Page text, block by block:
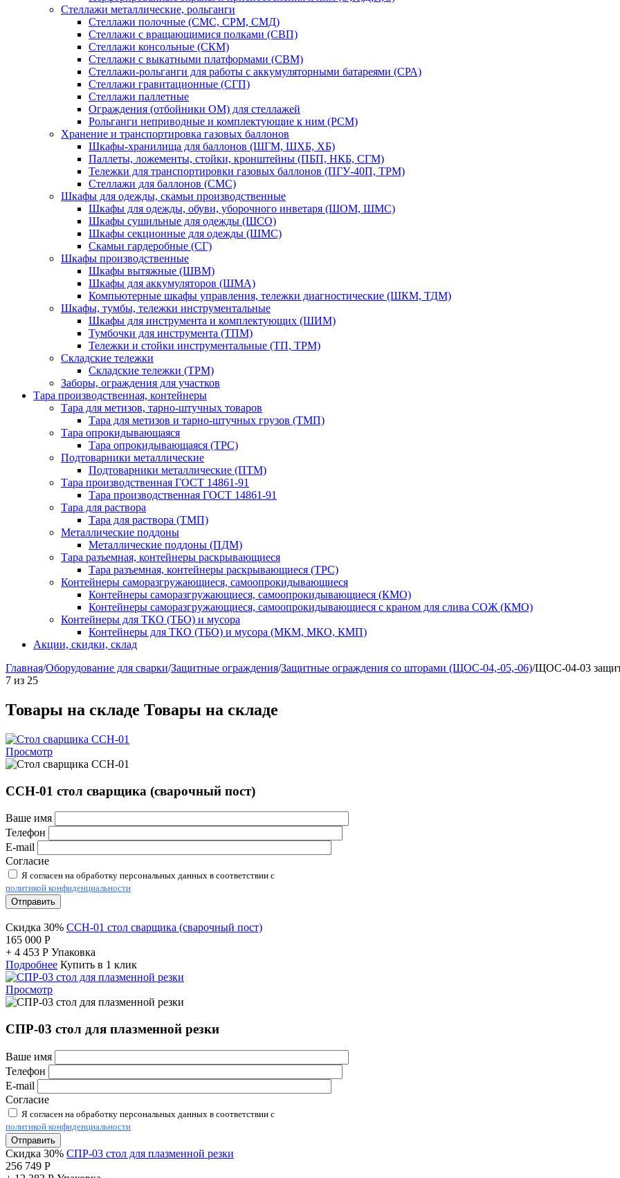
Стеллажи металлические, рольганги
Стеллажи полочные (СМС, СРМ, СМД)
Стеллажи с вращающимися полками (СВП)
Стеллажи консольные (СКМ)
Стеллажи с выкатными платформами (СВМ)
Стеллажи-рольганги для работы с аккумуляторными батареями (СРА)
Стеллажи гравитационные (СГП)
Стеллажи паллетные
Ограждения (отбойники ОМ) для стеллажей
Рольганги неприводные и комплектующие к ним (РСМ)
Хранение и транспортировка газовых баллонов
Шкафы-хранилища для баллонов (ШГМ, ШХБ, ХБ)
Паллеты, ложементы, стойки, кронштейны (ПБП, НКБ, СГМ)
Тележки для транспортировки газовых баллонов (ПГУ-40П, ТРМ)
Стеллажи для баллонов (СМС)
Шкафы для одежды, скамьи производственные
Шкафы для одежды, обуви, уборочного инветаря (ШОМ, ШМС)
Шкафы сушильные для одежды (ШСО)
Шкафы секционные для одежды (ШМС)
Скамьи гардеробные (СГ)
Шкафы производственные
Шкафы вытяжные (ШВМ)
Шкафы для аккумуляторов (ШМА)
Компьютерные шкафы управления, тележки диагностические (ШКМ, ТДМ)
Шкафы, тумбы, тележки инструментальные
Шкафы для инструмента и комплектующих (ШИМ)
Тумбочки для инструмента (ТПМ)
Тележки и стойки инструментальные (ТП, ТРМ)
Складские тележки
Складские тележки (ТРМ)
Заборы, ограждения для участков
Тара производственная, контейнеры
Тара для метизов, тарно-штучных товаров
Тара для метизов и тарно-штучных грузов (ТМП)
Тара опрокидывающаяся
Тара опрокидывающаяся (ТРС)
Подтоварники металлические
Подтоварники металлические (ПТМ)
Тара производственная ГОСТ 14861-91
Тара производственная ГОСТ 14861-91
Тара для раствора
Тара для раствора (ТМП)
Металлические поддоны
Металлические поддоны (ПДМ)
Тара разъемная, контейнеры раскрывающиеся
Тара разъемная, контейнеры раскрывающиеся (ТРС)
Контейнеры саморазгружающиеся, самоопрокидывающиеся
Контейнеры саморазгружающиеся, самоопрокидывающиеся (КМО)
Контейнеры саморазгружающиеся, самоопрокидывающиеся с краном для слива СОЖ (КМО)
Контейнеры для ТКО (ТБО) и мусора
Контейнеры для ТКО (ТБО) и мусора (МКМ, МКО, КМП)
Акции, скидки, склад
Главная/Оборудование для сварки/Защитные ограждения/Защитные ограждения со шторами (ЩОС-04,-05,-06)/ЩОС-04-03
7 из 25
Товары на складе Товары на складе
Просмотр
ССН-01 стол сварщика (сварочный пост)
Ваше имя
Телефон
E-mail
Согласие
Я согласен на обработку персональных данных в соответствии с
политикой конфиденциальности
Отправить
Скидка 30% ССН-01 стол сварщика (сварочный пост)
165 000 Р
+ 4 453 Р Упаковка
Подробнее Купить в 1 клик
Просмотр
СПР-03 стол для плазменной резки
Ваше имя
Телефон
E-mail
Согласие
Я согласен на обработку персональных данных в соответствии с
политикой конфиденциальности
Отправить
Скидка 30% СПР-03 стол для плазменной резки
256 749 Р